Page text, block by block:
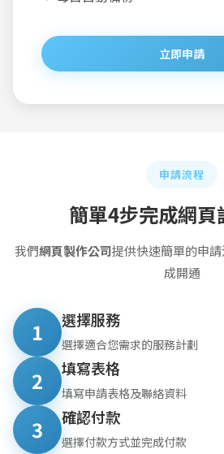
立即申請
申請流程
簡單4步完成網頁
我們網頁製作公司提供快速簡單的申
成開通
1 選擇服務
選擇適合您需求的服務計劃
2 填寫表格
填寫申請表格及聯絡資料
3 確認付款
選擇付款方式並完成付款